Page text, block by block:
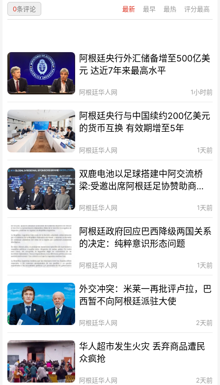
最新 最早 最热 评分最高
0条评论
阿根廷央行外汇储备增至500亿美
元 达近7年来最高水平
阿根廷华人网 1小时前
阿根廷央行与中国续约200亿美元
的货币互换 有效期增至5年
阿根廷华人网 1天前
双鹿电池以足球搭建中阿交流桥
梁:受邀出席阿根廷足协赞助商招
阿根廷华人网 1天前
阿根廷政府回应巴西降级两国关系
的决定：纯粹意识形态问题
阿根廷华人网 1天前
外交冲突：米莱一再批评卢拉，巴
西暂不向阿根廷派驻大使
阿根廷华人网 2天前
华人超市发生火灾 丢弃商品遭民
众疯抢
阿根廷华人网 2天前